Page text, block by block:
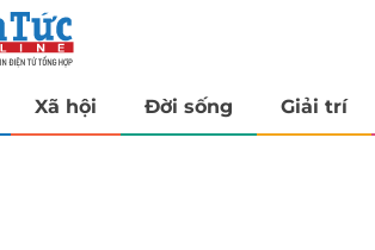
Xã hội Đời sống Giải trí